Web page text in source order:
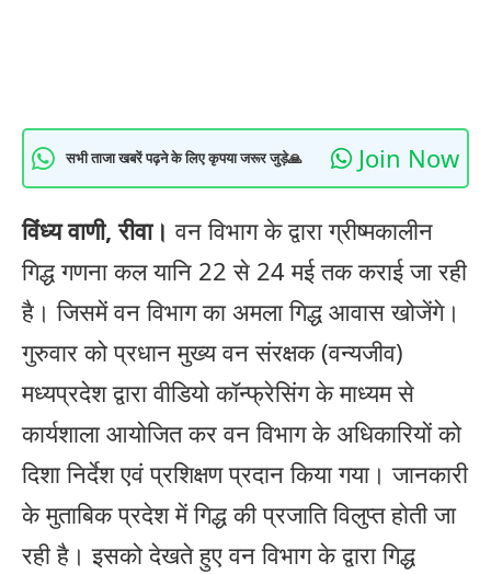
सभी ताजा खबरें पढ़ने के लिए कृपया जरूर जुड़े🙏 Join Now
विंध्य वाणी, रीवा। वन विभाग के द्वारा ग्रीष्मकालीन
गिद्ध गणना कल यानि 22 से 24 मई तक कराई जा रही
है। जिसमें वन विभाग का अमला गिद्ध आवास खोजेंगे।
गुरुवार को प्रधान मुख्य वन संरक्षक (वन्यजीव)
मध्यप्रदेश द्वारा वीडियो कॉन्फ्रेसिंग के माध्यम से
कार्यशाला आयोजित कर वन विभाग के अधिकारियों को
दिशा निर्देश एवं प्रशिक्षण प्रदान किया गया। जानकारी
के मुताबिक प्रदेश में गिद्ध की प्रजाति विलुप्त होती जा
रही है। इसको देखते हुए वन विभाग के द्वारा गिद्ध